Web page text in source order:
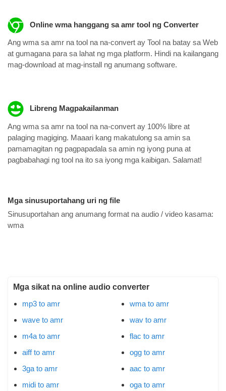
Online wma hanggang sa amr tool ng Converter
Ang wma sa amr na tool na na-convert ay Tool na batay sa Web
at gumagana para sa lahat ng mga platform. Hindi na kailangang
mag-download at mag-install ng anumang software.
Libreng Magpakailanman
Ang wma sa amr na tool na na-convert ay 100% libre at
palaging magiging. Maaari kang makatulong sa amin sa
pamamagitan ng pagpapadala sa amin ng iyong puna at
pagbabahagi ng tool na ito sa iyong mga kaibigan. Salamat!
Mga sinusuportahang uri ng file
Sinusuportahan ang anumang format na audio / video kasama:
wma
Mga sikat na online audio converter
mp3 to amr
wave to amr
m4a to amr
aiff to amr
3ga to amr
midi to amr
wma to amr
wav to amr
flac to amr
ogg to amr
aac to amr
oga to amr